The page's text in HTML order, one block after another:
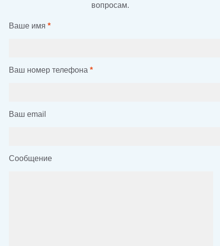
вопросам.
Ваше имя *
Ваш номер телефона *
Ваш email
Сообщение